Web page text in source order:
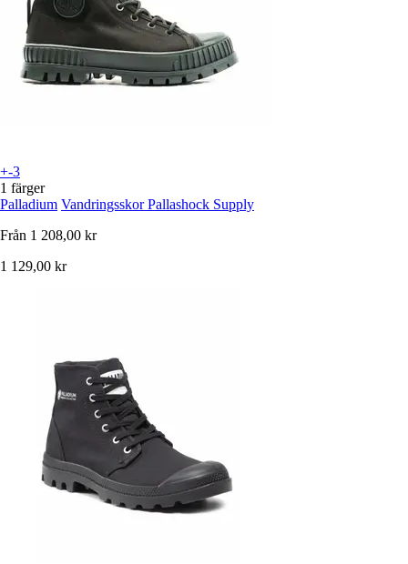
+-3
1 färger
Palladium Vandringsskor Pallashock Supply
Från 1 208,00 kr
1 129,00 kr